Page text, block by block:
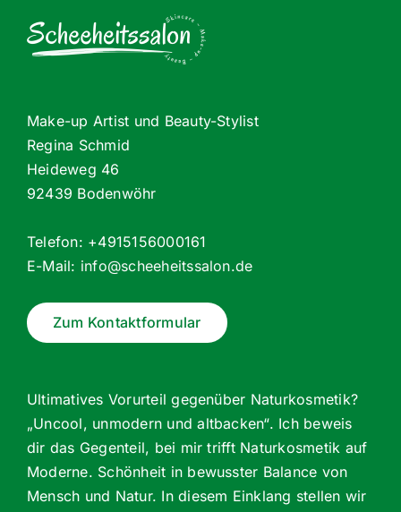
Make-up Artist und Beauty-Stylist
Regina Schmid
Heideweg 46
92439 Bodenwöhr
Telefon: +4915156000161
E-Mail: info@scheeheitssalon.de
Zum Kontaktformular
Ultimatives Vorurteil gegenüber Naturkosmetik?
„Uncool, unmodern und altbacken“. Ich beweis
dir das Gegenteil, bei mir trifft Naturkosmetik auf
Moderne. Schönheit in bewusster Balance von
Mensch und Natur. In diesem Einklang stellen wir